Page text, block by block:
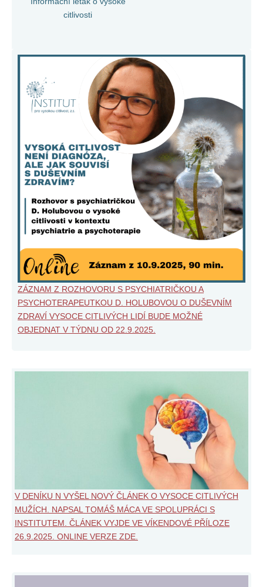
citlivosti
ZÁZNAM Z ROZHOVORU S PSYCHIATRIČKOU A
PSYCHOTERAPEUTKOU D. HOLUBOVOU O DUŠEVNÍM
ZDRAVÍ VYSOCE CITLIVÝCH LIDÍ BUDE MOŽNÉ
OBJEDNAT V TÝDNU OD 22.9.2025.
V DENÍKU N VYŠEL NOVÝ ČLÁNEK O VYSOCE CITLIVÝCH
MUŽÍCH. NAPSAL TOMÁŠ MÁCA VE SPOLUPRÁCI S
INSTITUTEM. ČLÁNEK VYJDE VE VÍKENDOVÉ PŘÍLOZE
26.9.2025. ONLINE VERZE ZDE.